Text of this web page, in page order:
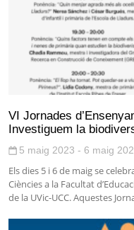
VI Jornades
Investiguem la
5 maig 2023 - 6 maig
Els dies 5 i 6 de maig se
Ciències a la Facultat
de la UVic-UCC. Aquestes